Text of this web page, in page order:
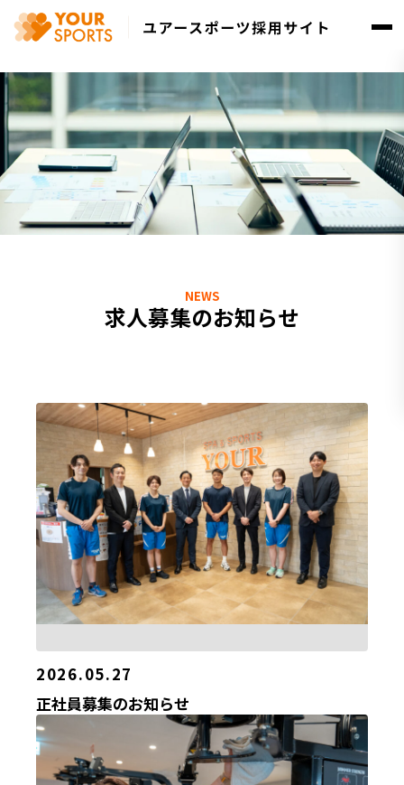
求人募集のお知らせ
2026.05.27
正社員募集のお知らせ